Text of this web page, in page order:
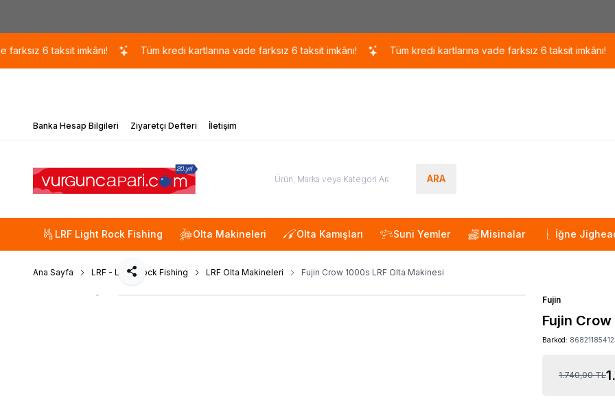
6 taksit imkânı! Tüm kredi kartlarına vade farksız 6 taksit imkânı! Tüm kredi kartlarına vade farksız 6 taksit imkânı!
Banka Hesap Bilgileri Ziyaretçi Defteri İletişim
ARA
LRF Light Rock Fishing Olta Makineleri Olta Kamışları Suni Yemler Misinalar İğne
Ana Sayfa LRF - Light Rock Fishing LRF Olta Makineleri Fujin Crow 1000s LRF Olta Makinesi
Paylaş
Fujin
Fujin
Barkod:
1.740,00TL